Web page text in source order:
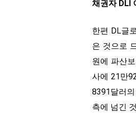
채권자 DLI
한편 DL글
은 것으로
원에 파산
사에 21만
8391달러
측에 넘긴